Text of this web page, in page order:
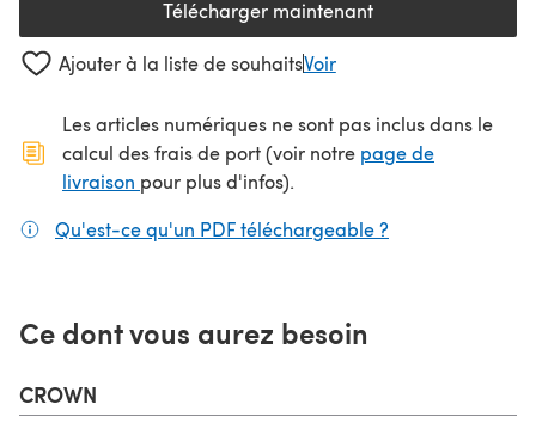
Télécharger maintenant(s'ouvre dans un nouvel
Ajouter à la liste de souhaitsVoir
Les articles numériques ne sont pas inclus dans le
calcul des frais de port (voir notre page de
livraison (s'ouvre dans un nouvel onglet)
pour plus d'infos).
Qu'est-ce qu'un PDF téléchargeable ?
Ce dont vous aurez besoin
CROWN